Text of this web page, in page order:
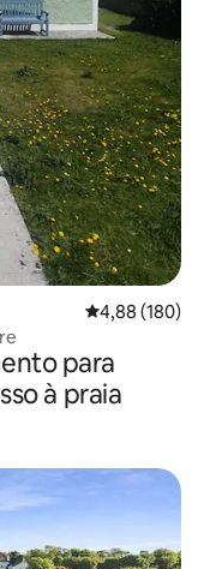
4,88 de uma
4,88 (180)
para
à praia